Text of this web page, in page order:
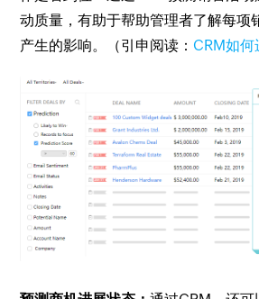
动质量，有助于帮助管理者了解每项
产生的影响。（引申阅读： CRM如何